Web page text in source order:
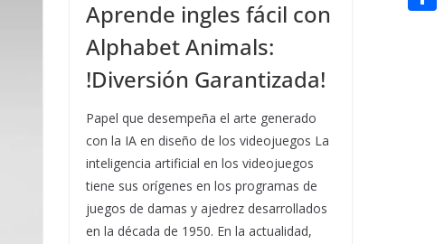
Aprende ingles fácil con
Alphabet Animals:
!Diversión Garantizada!
Papel que desempeña el arte generado
con la IA en diseño de los videojuegos La
inteligencia artificial en los videojuegos
tiene sus orígenes en los programas de
juegos de damas y ajedrez desarrollados
en la década de 1950. En la actualidad,
n
a